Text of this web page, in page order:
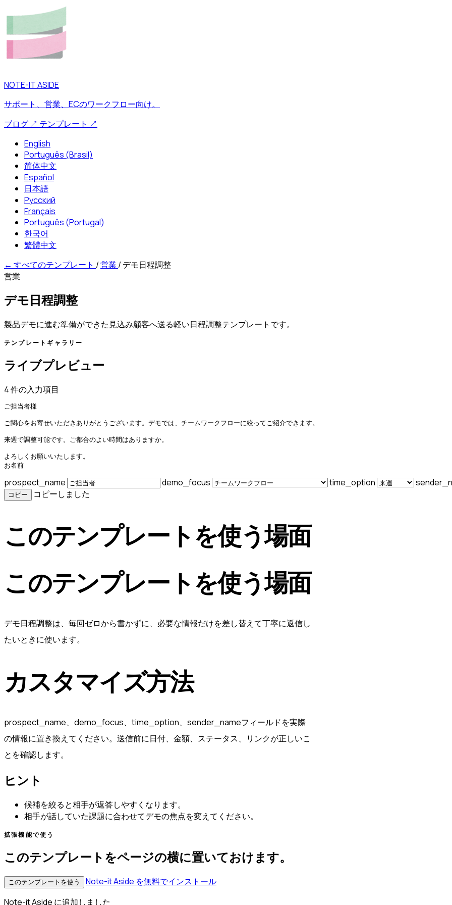
NOTE-IT ASIDE
サポート、営業、ECのワークフロー向け。
ブログ ↗ テンプレート ↗
English
Português (Brasil)
简体中文
Español
日本語
Русский
Français
Português (Portugal)
한국어
繁體中文
← すべてのテンプレート /営業 /デモ日程調整
営業
デモ日程調整
製品デモに進む準備ができた見込み顧客へ送る軽い日程調整テンプレートです。
テンプレートギャラリー
ライブプレビュー
4 件の入力項目
ご担当者様
ご関心をお寄せいただきありがとうございます。デモでは、チームワークフローに絞ってご紹介できます。
来週で調整可能です。ご都合のよい時間はありますか。
よろしくお願いいたします。
お名前
prospect_name demo_focus time_option
コピー コピーしました
このテンプレートを使う場面
このテンプレートを使う場面
デモ日程調整は、毎回ゼロから書かずに、必要な情報だけを差し替えて丁寧に返信し
たいときに使います。
カスタマイズ方法
prospect_name、demo_focus、time_option、sender_nameフィールドを実際
の情報に置き換えてください。送信前に日付、金額、ステータス、リンクが正しいこ
とを確認します。
ヒント
候補を絞ると相手が返答しやすくなります。
相手が話していた課題に合わせてデモの焦点を変えてください。
拡張機能で使う
このテンプレートをページの横に置いておけます。
このテンプレートを使う
Note-it Aside を無料でインストール
Note-it Aside に追加しました